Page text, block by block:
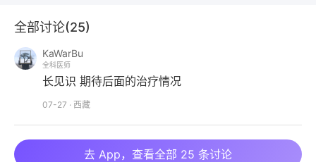
全部讨论(25)
KaWarBu
全科医师
长见识 期待后面的治疗情况
07-27 · 西藏
去 App，查看全部 25 条讨论